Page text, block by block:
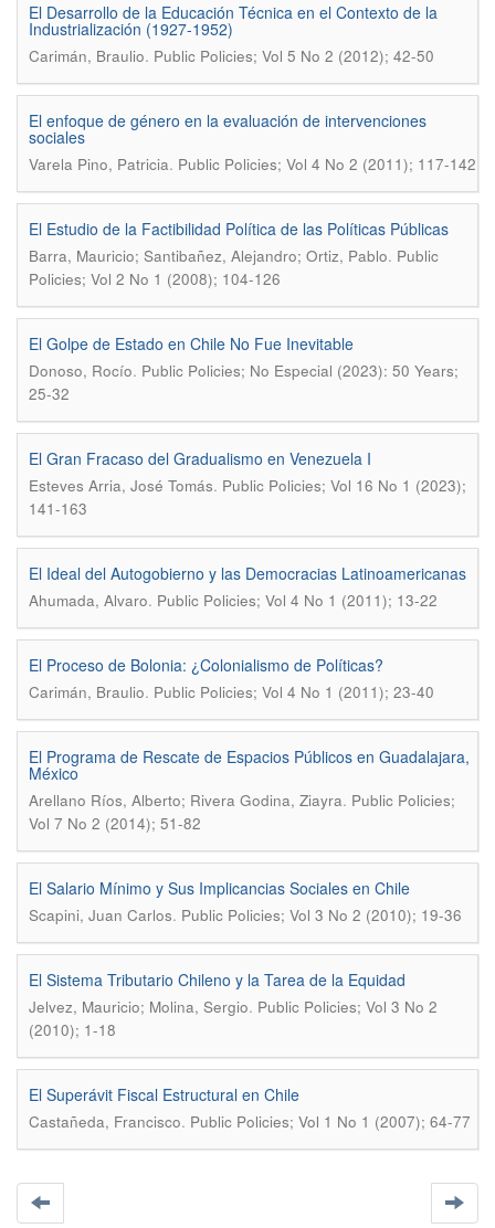
El Desarrollo de la Educación Técnica en el Contexto de la
Industrialización (1927‐1952)
Carimán, Braulio. Public Policies; Vol 5 No 2 (2012); 42-50
El enfoque de género en la evaluación de intervenciones
sociales
Varela Pino, Patricia. Public Policies; Vol 4 No 2 (2011); 117-142
El Estudio de la Factibilidad Política de las Políticas Públicas
Barra, Mauricio; Santibañez, Alejandro; Ortiz, Pablo. Public
Policies; Vol 2 No 1 (2008); 104-126
El Golpe de Estado en Chile No Fue Inevitable
Donoso, Rocío. Public Policies; No Especial (2023): 50 Years;
25-32
El Gran Fracaso del Gradualismo en Venezuela I
Esteves Arria, José Tomás. Public Policies; Vol 16 No 1 (2023);
141-163
El Ideal del Autogobierno y las Democracias Latinoamericanas
Ahumada, Alvaro. Public Policies; Vol 4 No 1 (2011); 13-22
El Proceso de Bolonia: ¿Colonialismo de Políticas?
Carimán, Braulio. Public Policies; Vol 4 No 1 (2011); 23-40
El Programa de Rescate de Espacios Públicos en Guadalajara,
México
Arellano Ríos, Alberto; Rivera Godina, Ziayra. Public Policies;
Vol 7 No 2 (2014); 51-82
El Salario Mínimo y Sus Implicancias Sociales en Chile
Scapini, Juan Carlos. Public Policies; Vol 3 No 2 (2010); 19-36
El Sistema Tributario Chileno y la Tarea de la Equidad
Jelvez, Mauricio; Molina, Sergio. Public Policies; Vol 3 No 2
(2010); 1-18
El Superávit Fiscal Estructural en Chile
Castañeda, Francisco. Public Policies; Vol 1 No 1 (2007); 64-77